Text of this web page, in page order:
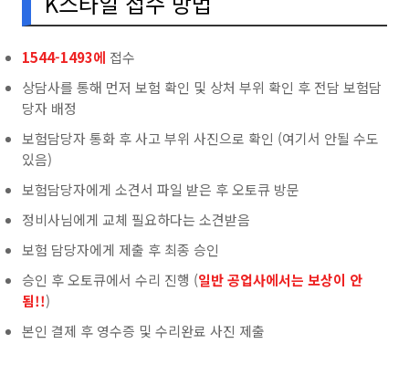
1544-1493에 접수
상담사를 통해 먼저 보험 확인 및 상처 부위 확인 후 전담 보험담
당자 배정
보험담당자 통화 후 사고 부위 사진으로 확인 (여기서 안될 수도
있음)
보험담당자에게 소견서 파일 받은 후 오토큐 방문
정비사님에게 교체 필요하다는 소견받음
보험 담당자에게 제출 후 최종 승인
승인 후 오토큐에서 수리 진행 (일반 공업사에서는 보상이 안
됨!!)
본인 결제 후 영수증 및 수리완료 사진 제출